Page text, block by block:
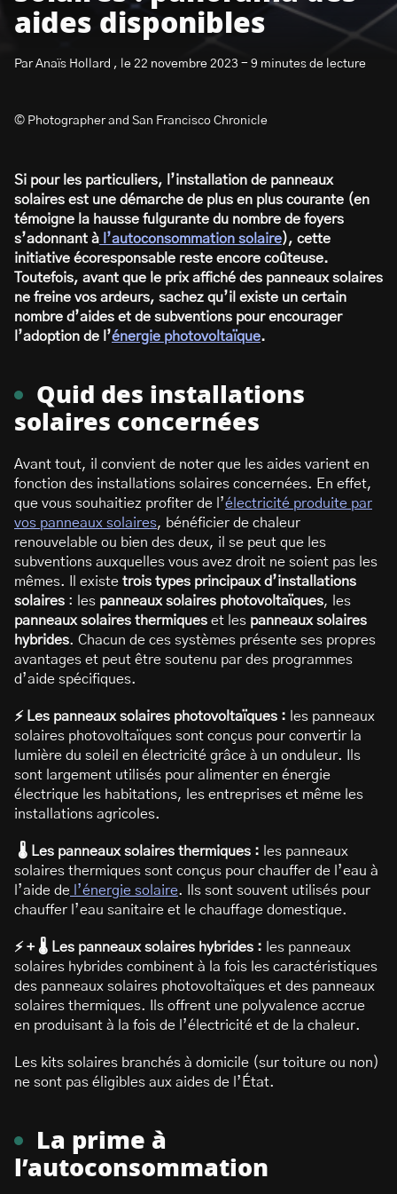
aides disponibles
Par Anaïs Hollard , le 22 novembre 2023 - 9 minutes de lecture
© Photographer and San Francisco Chronicle
Si pour les particuliers, l’installation de panneaux
solaires est une démarche de plus en plus courante (en
témoigne la hausse fulgurante du nombre de foyers
s’adonnant à l’autoconsommation solaire), cette
initiative écoresponsable reste encore coûteuse.
Toutefois, avant que le prix affiché des panneaux solaires
ne freine vos ardeurs, sachez qu’il existe un certain
nombre d’aides et de subventions pour encourager
l’adoption de l’énergie photovoltaïque.
Quid des installations
solaires concernées
Avant tout, il convient de noter que les aides varient en
fonction des installations solaires concernées. En effet,
que vous souhaitiez profiter de l’électricité produite par
vos panneaux solaires, bénéficier de chaleur
renouvelable ou bien des deux, il se peut que les
subventions auxquelles vous avez droit ne soient pas les
mêmes. Il existe trois types principaux d’installations
solaires : les panneaux solaires photovoltaïques, les
panneaux solaires thermiques et les panneaux solaires
hybrides. Chacun de ces systèmes présente ses propres
avantages et peut être soutenu par des programmes
d’aide spécifiques.
⚡ Les panneaux solaires photovoltaïques : les panneaux
solaires photovoltaïques sont conçus pour convertir la
lumière du soleil en électricité grâce à un onduleur. Ils
sont largement utilisés pour alimenter en énergie
électrique les habitations, les entreprises et même les
installations agricoles.
️ 🌡️ Les panneaux solaires thermiques : les panneaux
solaires thermiques sont conçus pour chauffer de l’eau à
l’aide de l’énergie solaire. Ils sont souvent utilisés pour
chauffer l’eau sanitaire et le chauffage domestique.
⚡️ + 🌡️ Les panneaux solaires hybrides : les panneaux
solaires hybrides combinent à la fois les caractéristiques
des panneaux solaires photovoltaïques et des panneaux
solaires thermiques. Ils offrent une polyvalence accrue
en produisant à la fois de l’électricité et de la chaleur.
Les kits solaires branchés à domicile (sur toiture ou non)
ne sont pas éligibles aux aides de l’État.
La prime à
l’autoconsommation
S’abonner à la newsletter